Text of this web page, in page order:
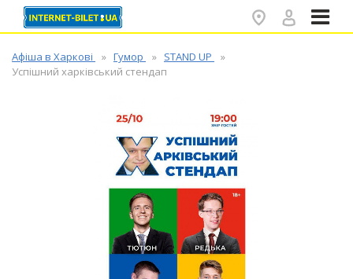
Афіша в Харкові Гумор
STAND UP
Успішний харківський стендап